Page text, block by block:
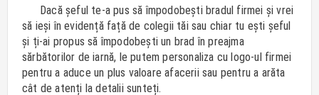
Dacă șeful te-a pus să împodobești bradul firmei și vrei
să ieși în evidență față de colegii tăi sau chiar tu ești șeful
și ți-ai propus să împodobești un brad în preajma
sărbătorilor de iarnă, le putem personaliza cu logo-ul firmei
pentru a aduce un plus valoare afacerii sau pentru a arăta
cât de atenți la detalii sunteți.